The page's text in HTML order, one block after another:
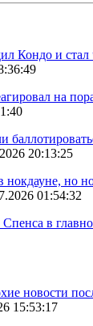
Кондо и
на
20:13:25
но
01:54:32
в
новости
15:53:17